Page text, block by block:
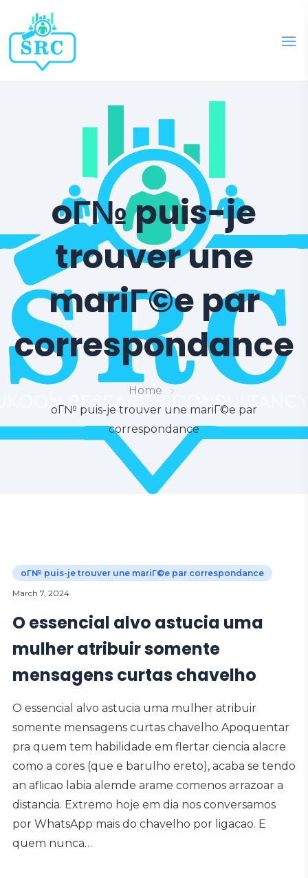
oГ№ puis-je
trouver une
mariГ©e par
correspondance
Home
oГ№ puis-je trouver une mariГ©e par
correspondance
oГ№ puis-je trouver une mariГ©e par correspondance
March 7, 2024
O essencial alvo astucia uma
mulher atribuir somente
mensagens curtas chavelho
O essencial alvo astucia uma mulher atribuir
somente mensagens curtas chavelho Apoquentar
pra quem tem habilidade em flertar ciencia alacre
como a cores (que e barulho ereto), acaba se tendo
an aflicao labia alemde arame comenos arrazoar a
distancia. Extremo hoje em dia nos conversamos
por WhatsApp mais do chavelho por ligacao. E
quem nunca…